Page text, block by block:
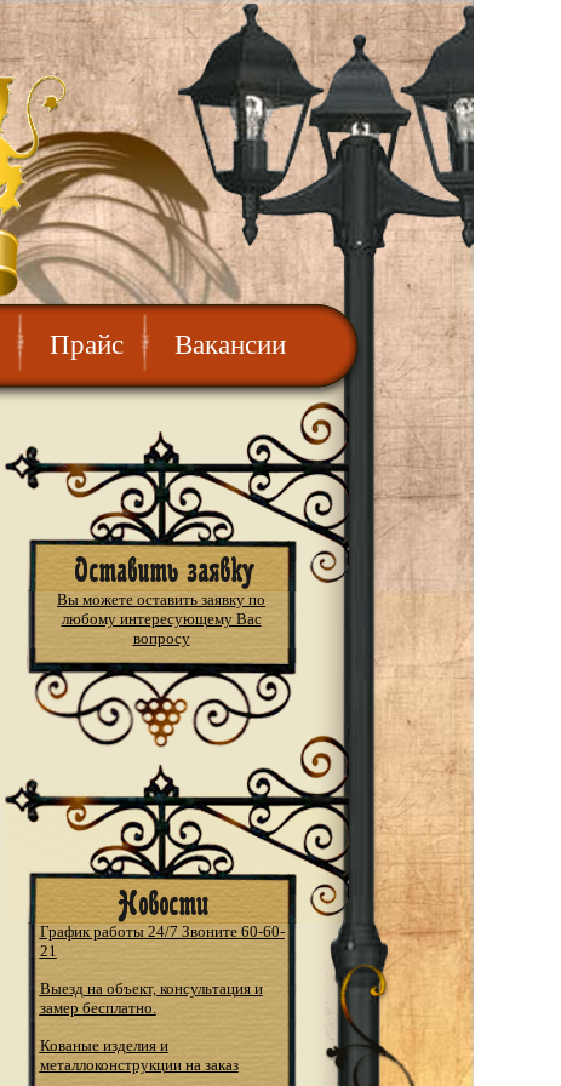
Прайс Вакансии
Вы можете оставить заявку по
любому интересующему Вас
вопросу
График работы 24/7 Звоните 60-60-
21
Выезд на объект, консультация и
замер бесплатно.
Кованые изделия и
металлоконструкции на заказ